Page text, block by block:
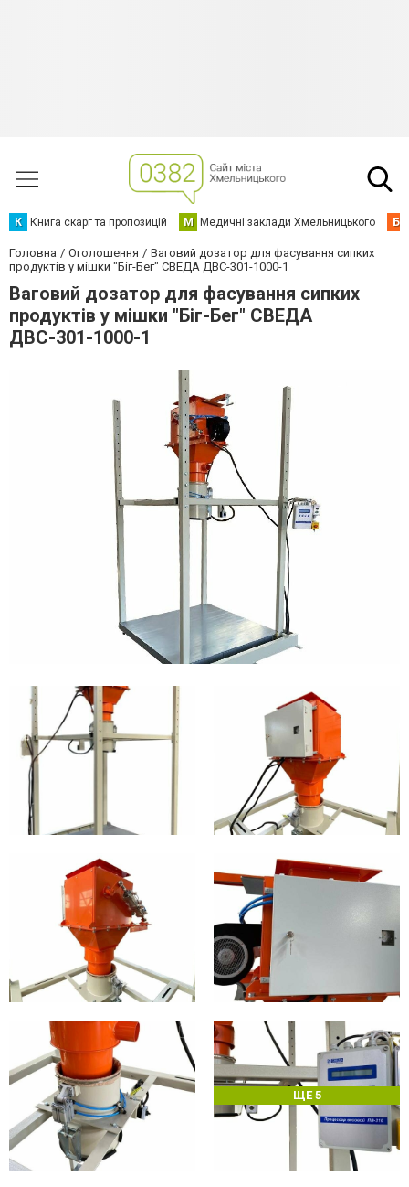
К Книга скарг та пропозицій М Медичні заклади Хмельницького Б
Головна Оголошення
Ваговий дозатор для фасування сипких
продуктів у мішки "Біг-Бег" СВЕДА ДВС-301-1000-1
Ваговий дозатор для фасування сипких
продуктів у мішки "Біг-Бег" СВЕДА
ДВС-301-1000-1
ЩЕ 5